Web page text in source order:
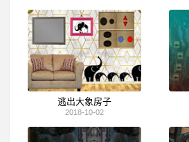
逃出大象房子
2018-10-02